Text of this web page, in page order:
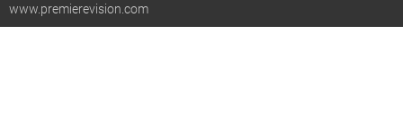
www.premierevision.com